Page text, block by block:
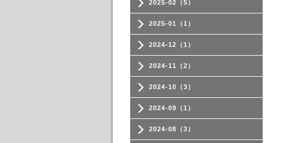
2025-02（5）
2025-01（1）
2024-12（1）
2024-11（2）
2024-10（3）
2024-09（1）
2024-08（3）